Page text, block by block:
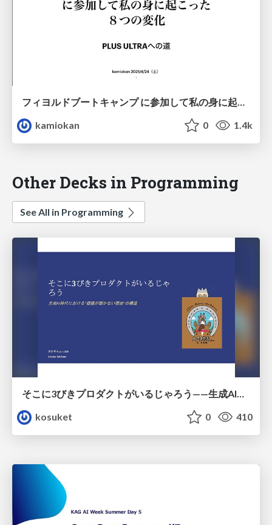
フィヨルドブートキャンプ に参加して私の身に起こった ８つの変化
kamiokan
0 1.4k
Other Decks in Programming
See All in Programming
kosuket
0 410